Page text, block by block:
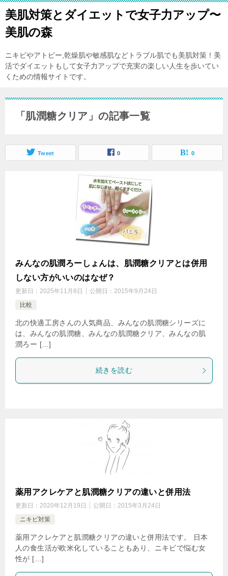
美肌対策とダイエットで女子力アップ〜
美肌の森
ニキビやアトピー,乾燥肌や敏感肌などトラブル肌でも美肌対策！美
活でダイエットもして女子力アップで充実の楽しい人生を歩いてい
くための情報サイトです。
「肌潤糖クリア」の記事一覧
Tweet 0 0
みんなの肌潤ろーしょんは、肌潤糖クリアとは併用
しない方がいいのはなぜ？
更新日： 2025年11月8日 公開日： 2015年9月24日
比較
北の快適工房さんの人気商品、みんなの肌潤糖シリーズに
は、みんなの肌潤糖、みんなの肌潤糖クリア、みんなの肌
潤ろー […]
続きを読む
薬用アクレケアと肌潤糖クリアの違いと併用法
更新日： 2020年12月19日 公開日： 2015年3月24日
ニキビ対策
薬用アクレケアと肌潤糖クリアの違いと併用法です。 日本
人の食生活が欧米化していることもあり、ニキビで悩む女
性が […]